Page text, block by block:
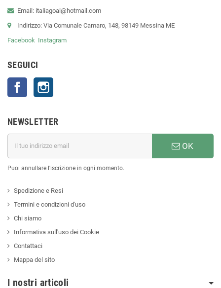
Email: italiagoal@hotmail.com
Indirizzo: Via Comunale Camaro, 148, 98149 Messina ME
Facebook Instagram
SEGUICI
Facebook
NEWSLETTER
OK
Puoi annullare l'iscrizione in ogni momento.
Spedizione e Resi
Termini e condizioni d'uso
Chi siamo
Informativa sull'uso dei Cookie
Contattaci
Mappa del sito
I nostri articoli